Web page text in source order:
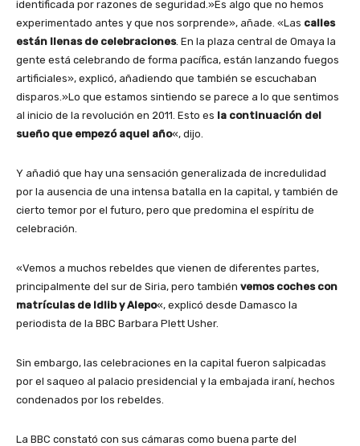
identificada por razones de seguridad.»Es algo que no hemos
experimentado antes y que nos sorprende», añade. «Las calles
están llenas de celebraciones. En la plaza central de Omaya la
gente está celebrando de forma pacífica, están lanzando fuegos
artificiales», explicó, añadiendo que también se escuchaban
disparos.»Lo que estamos sintiendo se parece a lo que sentimos
al inicio de la revolución en 2011. Esto es la continuación del
sueño que empezó aquel año«, dijo.
Y añadió que hay una sensación generalizada de incredulidad
por la ausencia de una intensa batalla en la capital, y también de
cierto temor por el futuro, pero que predomina el espíritu de
celebración.
«Vemos a muchos rebeldes que vienen de diferentes partes,
principalmente del sur de Siria, pero también vemos coches con
matrículas de Idlib y Alepo«, explicó desde Damasco la
periodista de la BBC Barbara Plett Usher.
Sin embargo, las celebraciones en la capital fueron salpicadas
por el saqueo al palacio presidencial y la embajada iraní, hechos
condenados por los rebeldes.
La BBC constató con sus cámaras como buena parte del